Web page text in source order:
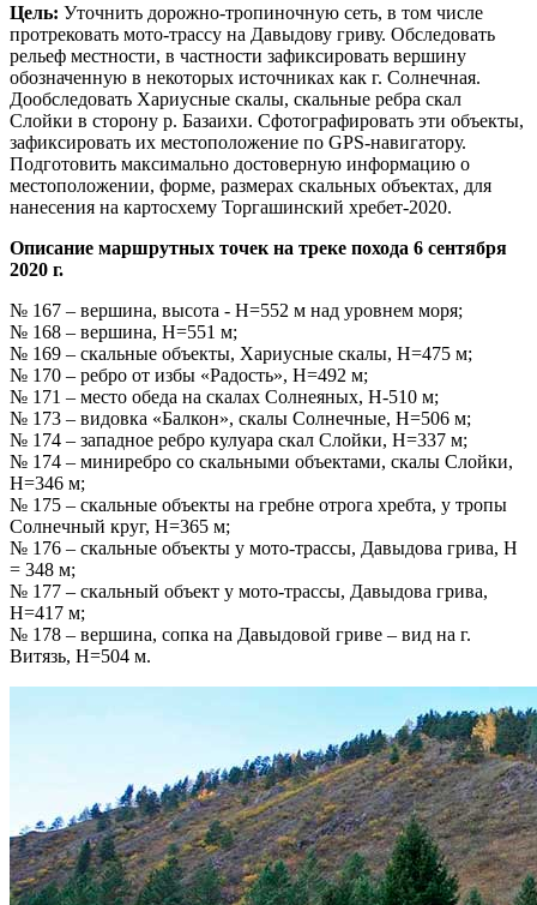
Цель: Уточнить дорожно-тропиночную сеть, в том числе
протрековать мото-трассу на Давыдову гриву. Обследовать
рельеф местности, в частности зафиксировать вершину
обозначенную в некоторых источниках как г. Солнечная.
Дообследовать Хариусные скалы, скальные ребра скал
Слойки в сторону р. Базаихи. Сфотографировать эти объекты,
зафиксировать их местоположение по GPS-навигатору.
Подготовить максимально достоверную информацию о
местоположении, форме, размерах скальных объектах, для
нанесения на картосхему Торгашинский хребет-2020.
Описание маршрутных точек на треке похода 6 сентября
2020 г.
№ 167 – вершина, высота - Н=552 м над уровнем моря;
№ 168 – вершина, Н=551 м;
№ 169 – скальные объекты, Хариусные скалы, Н=475 м;
№ 170 – ребро от избы «Радость», Н=492 м;
№ 171 – место обеда на скалах Солнеяных, Н-510 м;
№ 173 – видовка «Балкон», скалы Солнечные, Н=506 м;
№ 174 – западное ребро кулуара скал Слойки, Н=337 м;
№ 174 – миниребро со скальными объектами, скалы Слойки,
Н=346 м;
№ 175 – скальные объекты на гребне отрога хребта, у тропы
Солнечный круг, Н=365 м;
№ 176 – скальные объекты у мото-трассы, Давыдова грива, Н
= 348 м;
№ 177 – скальный объект у мото-трассы, Давыдова грива,
Н=417 м;
№ 178 – вершина, сопка на Давыдовой гриве – вид на г.
Витязь, Н=504 м.